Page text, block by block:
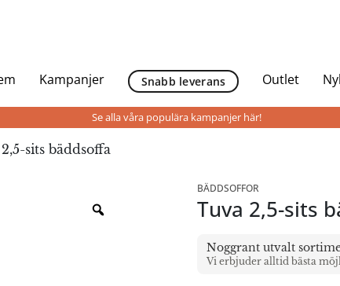
Kampanjer Snabb leverans Outlet
Se alla våra populära kampanjer här!
sits bäddsoffa
BÄDDSOFFOR
Tuva 2,5-sits
Noggrant utvalt
Vi erbjuder alltid bästa